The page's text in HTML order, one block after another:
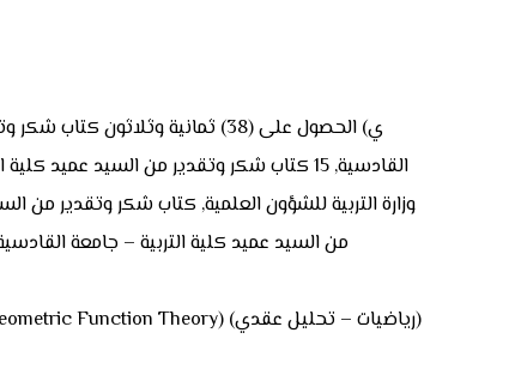
وزارة التربية للشؤون العلمية, كتاب شكر وتقدير من
من السيد عميد كلية التربية – جامعة